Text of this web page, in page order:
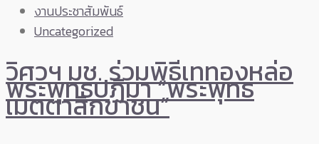
งานประชาสัมพันธ์
Uncategorized
วิศวฯ มช. ร่วมพิธีเททองหล่อ
พระพุทธปฏิมา “พระพุทธ
เมตตาสิกขาชน”